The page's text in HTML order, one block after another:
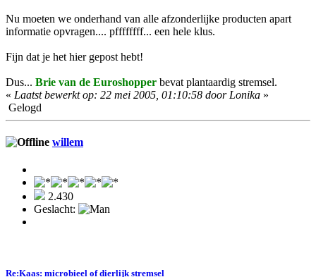
Nu moeten we onderhand van alle afzonderlijke producten apart
informatie opvragen.... pffffffff... een hele klus.
Fijn dat je het hier gepost hebt!
Dus... Brie van de Euroshopper bevat plantaardig stremsel.
« Laatst bewerkt op: 22 mei 2005, 01:10:58 door Lonika »
Gelogd
willem
2.430
Geslacht:
Re:Kaas: microbieel of dierlijk stremsel